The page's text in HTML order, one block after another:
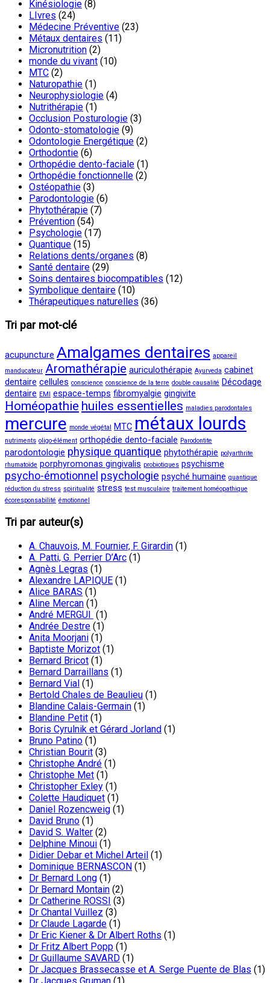
Kinésiologie (8)
LIvres (24)
Médecine Préventive (23)
Métaux dentaires (11)
Micronutrition (2)
monde du vivant (10)
MTC (2)
Naturopathie (1)
Neurophysiologie (4)
Nutrithérapie (1)
Occlusion Posturologie (3)
Odonto-stomatologie (9)
Odontologie Energétique (2)
Orthodontie (6)
Orthopédie dento-faciale (1)
Orthopédie fonctionnelle (2)
Ostéopathie (3)
Parodontologie (6)
Phytothérapie (7)
Prévention (54)
Psychologie (17)
Quantique (15)
Relations dents/organes (8)
Santé dentaire (29)
Soins dentaires biocompatibles (12)
Symbolique dentaire (10)
Thérapeutiques naturelles (36)
Tri par mot-clé
acupuncture Amalgames dentaires appareil
manducateur Aromathérapie auriculothérapie Ayurveda cabinet
dentaire cellules conscience conscience de la terre double causalité Décodage
dentaire EMI espace-temps fibromyalgie gingivite
Homéopathie huiles essentielles maladies parodontales
mercure monde végétal MTC métaux lourds
nutriments oligo-élément orthopédie dento-faciale Parodontite
parodontologie physique quantique phytothérapie polyarthrite
rhumatoïde porphyromonas gingivalis probiotiques psychisme
psycho-émotionnel psychologie psyché humaine quantique
réduction du stress spiritualité stress test musculaire traitement homéopathique
écoresponsabilité émotionnel
Tri par auteur(s)
A. Chauvois, M. Fournier, F. Girardin (1)
A. Patti, G. Perrier D’Arc (1)
Agnès Legras (1)
Alexandre LAPIQUE (1)
Alice BARAS (1)
Aline Mercan (1)
André MERGUI (1)
Andrée Destre (1)
Anita Moorjani (1)
Baptiste Morizot (1)
Bernard Bricot (1)
Bernard Darraillans (1)
Bernard Vial (1)
Bertold Chales de Beaulieu (1)
Blandine Calais-Germain (1)
Blandine Petit (1)
Boris Cyrulnik et Gérard Jorland (1)
Bruno Patino (1)
Christian Bourit (3)
Christophe André (1)
Christophe Met (1)
Christopher Exley (1)
Colette Haudiquet (1)
Daniel Rozencweig (1)
David Bruno (1)
David S. Walter (2)
Delphine Minoui (1)
Didier Debar et Michel Arteil (1)
Dominique BERNASCON (1)
Dr Bernard Long (1)
Dr Bernard Montain (2)
Dr Catherine ROSSI (3)
Dr Chantal Vuillez (3)
Dr Claude Lagarde (1)
Dr Eric Kiener & Dr Albert Roths (1)
Dr Fritz Albert Popp (1)
Dr Guillaume SAVARD (1)
Dr Jacques Brassecasse et A. Serge Puente de Blas (1)